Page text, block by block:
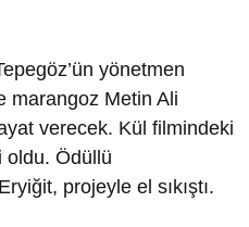
yönetmen
marangoz Metin Ali
verecek. Kül filmindeki
oldu. Ödüllü
projeyle el sıkıştı.